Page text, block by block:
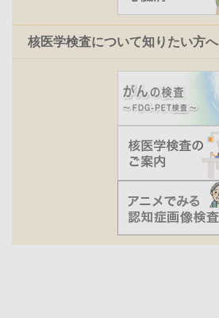
核医学検査について知りたい方へ